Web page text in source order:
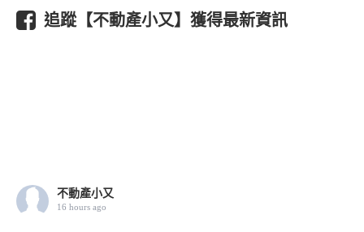
追蹤【不動產小又】獲得最新資訊
不動產小又
16 hours ago